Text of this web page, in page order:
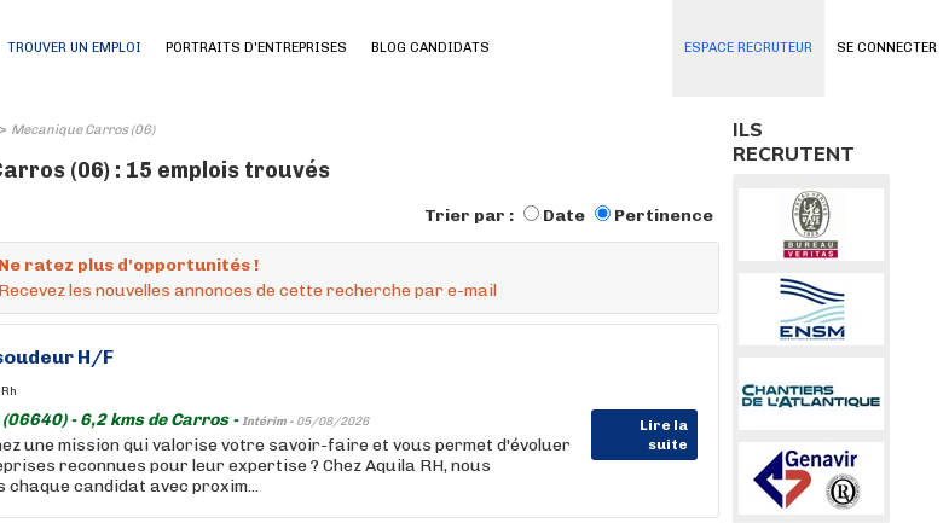
SE CONNECTER
TROUVER UN EMPLOI PORTRAITS D'ENTREPRISES BLOG CANDIDATS ESPACE RECRUTEUR
Mecanique Carros (06)
(06) : 15 emplois trouvés
Trier par : Date Pertinence
Ne ratez plus d'opportunités !
Recevez les nouvelles annonces de cette recherche par e-mail
H/F
- 6,2 kms de Carros -Intérim - 05/08/2026
Lire la
suite
une mission qui valorise votre savoir-faire et vous permet d'évoluer
reconnues pour leur expertise ? Chez Aquila RH, nous
chaque candidat avec proxim...
ILS
RECRUTENT